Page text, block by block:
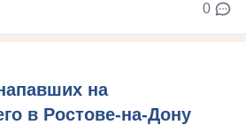
0
на
в Ростове-на-Дону